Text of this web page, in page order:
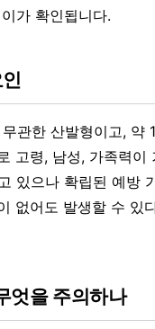
가 확인됩니다.
관한 산발형이고, 약
고령, 남성, 가족력이
있으나 확립된 예방
없어도 발생할 수 있
엇을 주의하나